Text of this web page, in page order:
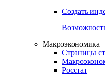
Создать
Макроэкономика
Страницы
Росстат